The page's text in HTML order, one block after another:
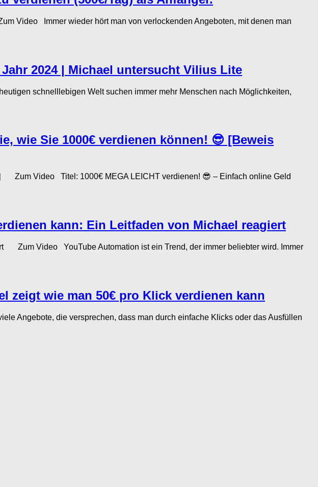
Video Immer wieder hört man von verlockenden Angeboten, mit denen man
2024 | Michael untersucht Vilius Lite
schnelllebigen Welt suchen immer mehr Menschen nach Möglichkeiten,
wie Sie 1000€ verdienen können! 😎 [Beweis
Zum Video Titel: 1000€ MEGA LEICHT verdienen! 😎 – Einfach online Geld
kann: Ein Leitfaden von Michael reagiert
Zum Video YouTube Automation ist ein Trend, der immer beliebter wird. Immer
zeigt wie man 50€ pro Klick verdienen kann
Angebote, die versprechen, dass man durch einfache Klicks oder das Ausfüllen